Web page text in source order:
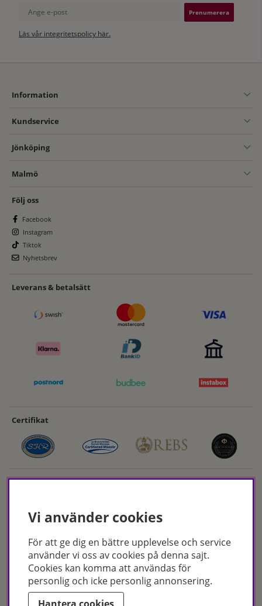
Ange e-post
Läs vår integritetspolicy här.
Information
Kundservice
Jönköping
Malmö
Följ oss
Facebook
Instagram
Tiktok
Nyhetsbrev
Leverans & betalsätt
Certifikat
Hudoteket erbjuder ett noga utvalt sortiment inom hudvård, hårvård och
makeup – både online och i butik. Med över 50 års erfarenhet och
utbildade hudterapeuter hjälper vi dig att hitta rätt produkter och
behandlingar för just dina behov. Handla enkelt på hudoteket.se eller
besök oss i Jönköping och Malmö.
Vi använder cookies
För att ge dig en bättre upplevelse och service
använder vi oss av cookies på denna sajt.
Cookies kan komma att användas för
personlig och icke personlig annonsering.